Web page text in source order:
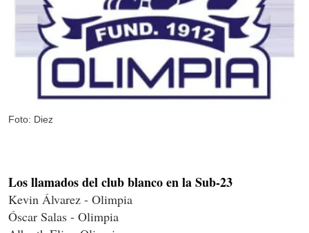
Foto: Diez
Los llamados del club blanco en la Sub-23
Kevin Álvarez - Olimpia
Óscar Salas - Olimpia